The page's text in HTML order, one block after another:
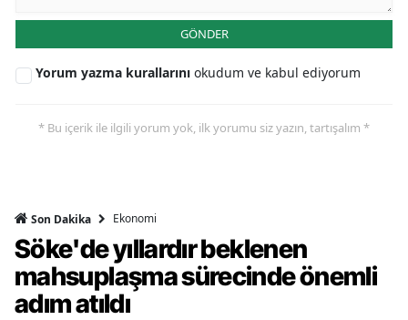
GÖNDER
Yorum yazma kurallarını okudum ve kabul ediyorum
* Bu içerik ile ilgili yorum yok, ilk yorumu siz yazın, tartışalım *
Son Dakika Ekonomi
Söke'de yıllardır beklenen
mahsuplaşma sürecinde önemli
adım atıldı